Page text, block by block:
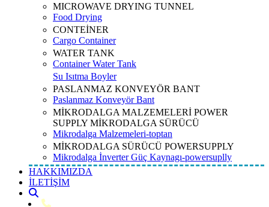
MICROWAVE DRYING TUNNEL
Food Drying
CONTEİNER
Cargo Container
WATER TANK
Container Water Tank
Su Isıtma Boyler
PASLANMAZ KONVEYÖR BANT
Paslanmaz Konveyör Bant
MİKRODALGA MALZEMELERİ POWER
SUPPLY MİKRODALGA SÜRÜCÜ
Mikrodalga Malzemeleri-toptan
MİKRODALGA SÜRÜCÜ POWERSUPPLY
Mikrodalga İnverter Güç Kaynagı-powersuplly
HAKKIMIZDA
İLETİŞİM